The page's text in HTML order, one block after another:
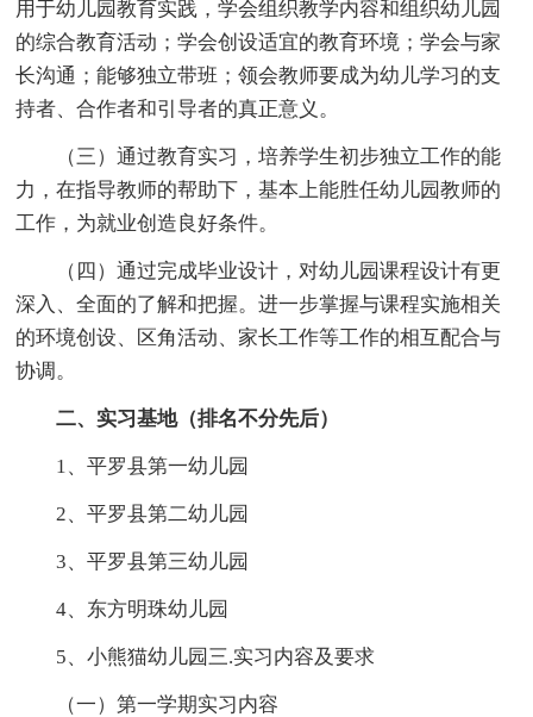
用于幼儿园教育实践，学会组织教学内容和组织幼儿园
的综合教育活动；学会创设适宜的教育环境；学会与家
长沟通；能够独立带班；领会教师要成为幼儿学习的支
持者、合作者和引导者的真正意义。
（三）通过教育实习，培养学生初步独立工作的能
力，在指导教师的帮助下，基本上能胜任幼儿园教师的
工作，为就业创造良好条件。
（四）通过完成毕业设计，对幼儿园课程设计有更
深入、全面的了解和把握。进一步掌握与课程实施相关
的环境创设、区角活动、家长工作等工作的相互配合与
协调。
二、实习基地（排名不分先后）
1、平罗县第一幼儿园
2、平罗县第二幼儿园
3、平罗县第三幼儿园
4、东方明珠幼儿园
5、小熊猫幼儿园三.实习内容及要求
（一）第一学期实习内容